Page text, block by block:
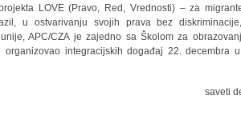
LOVE (Pravo, Red, Vrednosti) – za
u ostvarivanju svojih prava bez
unije, APC/CZA je zajedno sa Školom za
organizovao integracijskih događaj 22. decembra